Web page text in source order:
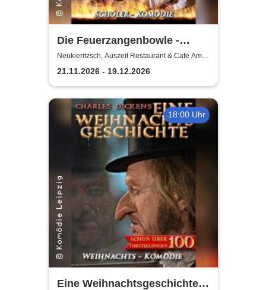
Die Feuerzangenbowle -
Komödie Leipzig
Neukieritzsch, Auszeit Restaurant & Cafe Am
Schwanenpark
21.11.2026 - 19.12.2026
18:00 Uhr
Eine Weihnachtsgeschichte -